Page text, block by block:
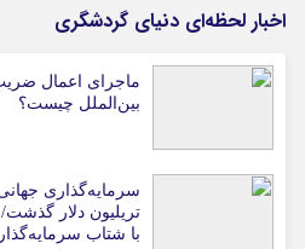
اخبار لحظه‌ای دنیای گردشگری
بین‌الملل چیست؟
سرمایه‌گذاری
با شتاب